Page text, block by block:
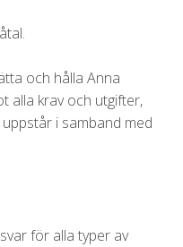
och hålla Anna
alla krav och utgifter,
i samband med
för alla typer av